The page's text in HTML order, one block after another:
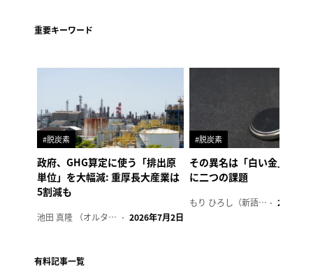
重要キーワード
#脱炭素
政府、GHG算定に使う「排出原
単位」を大幅減: 重厚長大産業は
5割減も
池田 真隆 （オルタナ輪番編集長） 2026年7月2日
#脱炭素
その異名は「白い金」、リ
に二つの課題
もり ひろし（新語ウォッチャー） 2023年7
有料記事一覧